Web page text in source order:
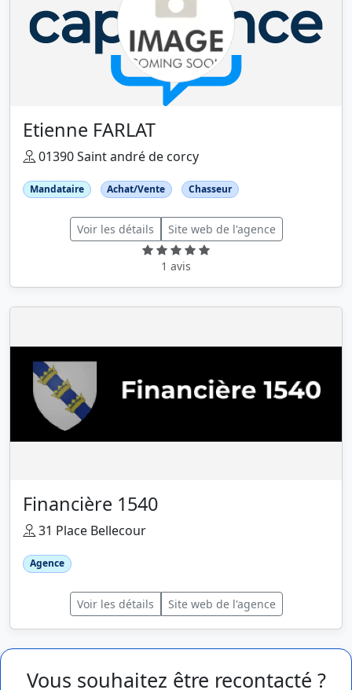
Etienne FARLAT
01390 Saint andré de corcy
Mandataire Achat/Vente Chasseur
Voir les détails Site web de l'agence
1 avis
Financière 1540
31 Place Bellecour
Agence
Voir les détails Site web de l'agence
Vous souhaitez être recontacté ?